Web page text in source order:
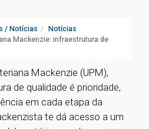
/ Notícias
Notícias
Mackenzie: infraestrutura de
Mackenzie (UPM),
de qualidade é prioridade,
em cada etapa da
te dá acesso a um